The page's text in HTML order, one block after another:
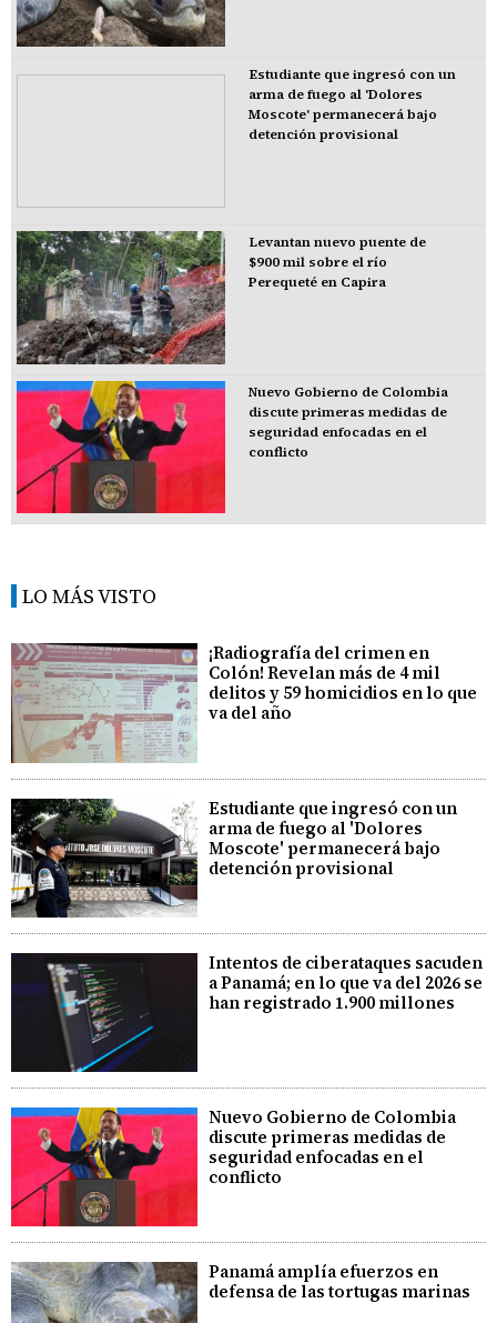
Estudiante que ingresó con un
arma de fuego al 'Dolores
Moscote' permanecerá bajo
detención provisional
Levantan nuevo puente de
$900 mil sobre el río
Perequeté en Capira
Nuevo Gobierno de Colombia
discute primeras medidas de
seguridad enfocadas en el
conflicto
LO MÁS VISTO
¡Radiografía del crimen en
Colón! Revelan más de 4 mil
delitos y 59 homicidios en lo que
va del año
Estudiante que ingresó con un
arma de fuego al 'Dolores
Moscote' permanecerá bajo
detención provisional
Intentos de ciberataques sacuden
a Panamá; en lo que va del 2026 se
han registrado 1.900 millones
Nuevo Gobierno de Colombia
discute primeras medidas de
seguridad enfocadas en el
conflicto
Panamá amplía efuerzos en
defensa de las tortugas marinas